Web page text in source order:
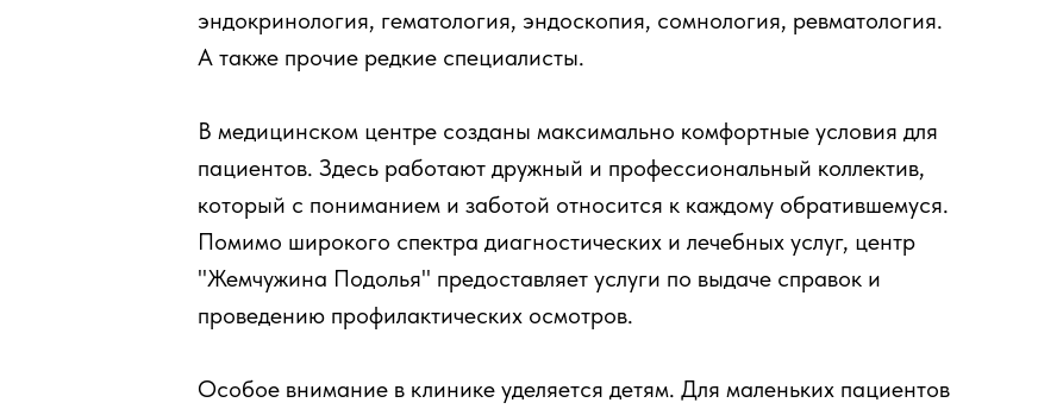
эндокринология, гематология, эндоскопия, сомнология, ревматология.
А также прочие редкие специалисты.
В медицинском центре созданы максимально комфортные условия для
пациентов. Здесь работают дружный и профессиональный коллектив,
который с пониманием и заботой относится к каждому обратившемуся.
Помимо широкого спектра диагностических и лечебных услуг, центр
"Жемчужина Подолья" предоставляет услуги по выдаче справок и
проведению профилактических осмотров.
Особое внимание в клинике уделяется детям. Для маленьких пациентов